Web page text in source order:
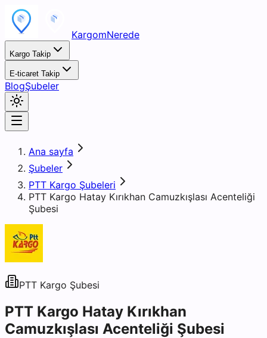
KargomNerede
Kargo Takip
E-ticaret Takip
BlogŞubeler
Ana sayfa
Şubeler
PTT Kargo Şubeleri
PTT Kargo Hatay Kırıkhan Camuzkışlası Acenteliği
Şubesi
PTT Kargo Şubesi
PTT Kargo Hatay Kırıkhan
Camuzkışlası Acenteliği Şubesi